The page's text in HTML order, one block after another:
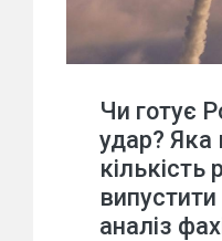
Чи готує
удар?
аналіз